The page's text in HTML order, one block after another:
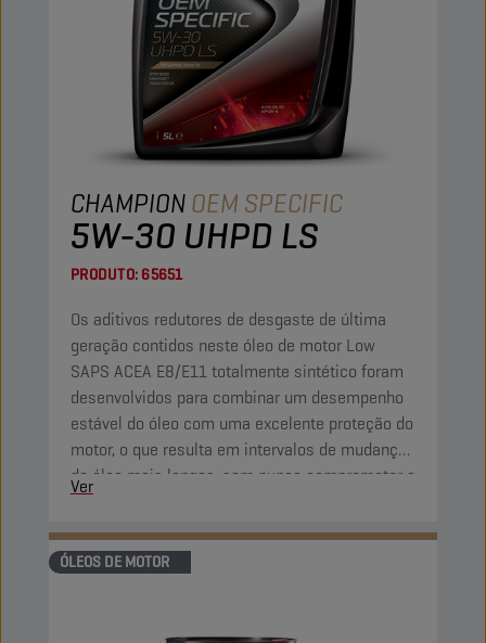
CHAMPIONOEM SPECIFIC
5W-30 UHPD LS
PRODUTO: 65651
Os aditivos redutores de desgaste de última
geração contidos neste óleo de motor Low
SAPS ACEA E8/E11 totalmente sintético foram
desenvolvidos para combinar um desempenho
estável do óleo com uma excelente proteção do
motor, o que resulta em intervalos de mudanças
de óleo mais longos, sem nunca comprometer a
proteção do motor.
Ver
ÓLEOS DE MOTOR